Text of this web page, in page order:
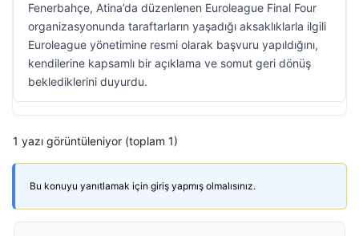
Fenerbahçe, Atina’da düzenlenen Euroleague Final Four
organizasyonunda taraftarların yaşadığı aksaklıklarla ilgili
Euroleague yönetimine resmi olarak başvuru yapıldığını,
kendilerine kapsamlı bir açıklama ve somut geri dönüş
beklediklerini duyurdu.
1 yazı görüntüleniyor (toplam 1)
Bu konuyu yanıtlamak için giriş yapmış olmalısınız.